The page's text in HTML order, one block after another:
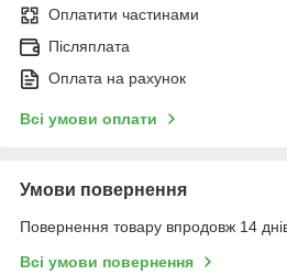
Оплатити частинами
Післяплата
Оплата на рахунок
Всі умови оплати
Умови повернення
Повернення товару впродовж 14
Всі умови повернення